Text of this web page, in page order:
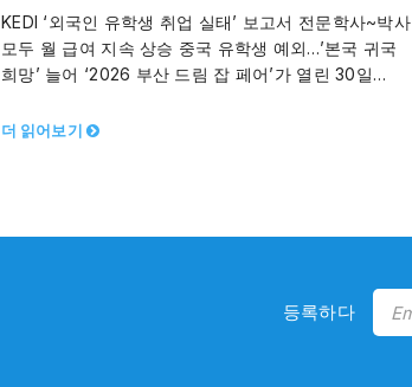
KEDI ‘외국인 유학생 취업 실태’ 보고서 전문학사~박사
모두 월 급여 지속 상승 중국 유학생 예외…’본국 귀국
희망’ 늘어 ‘2026 부산 드림 잡 페어’가 열린 30일…
더 읽어보기
등록하다